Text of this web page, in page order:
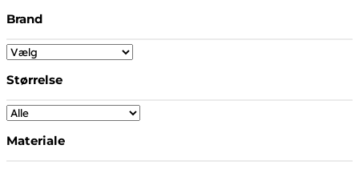
Brand
Størrelse
Materiale